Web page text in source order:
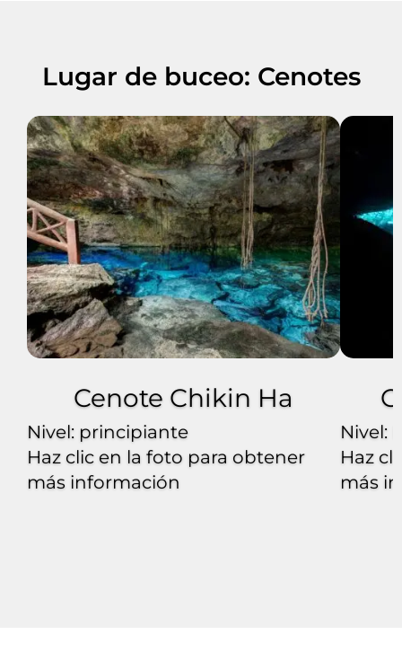
Lugar de buceo: Cenotes
Cenote Chikin Ha
Nivel: principiante
Haz clic en la foto para obtener
más información
Nivel:
Haz
más